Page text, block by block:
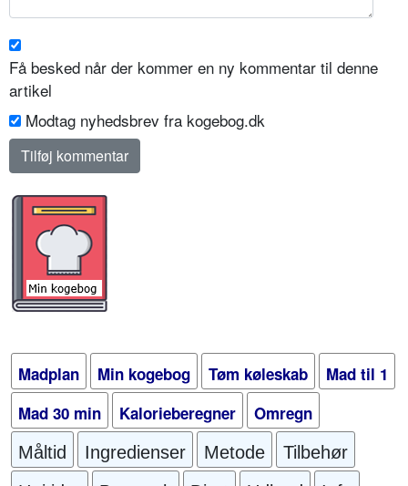
Få besked når der kommer en ny kommentar til denne
artikel
Modtag nyhedsbrev fra kogebog.dk
Madplan Min kogebog Tøm køleskab
Mad til 1
Mad 30 min
Kalorieberegner Omregn
Måltid Ingredienser Metode
Tilbehør